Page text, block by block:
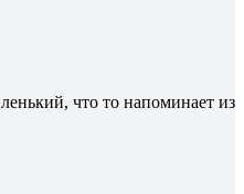
что то напоминает из